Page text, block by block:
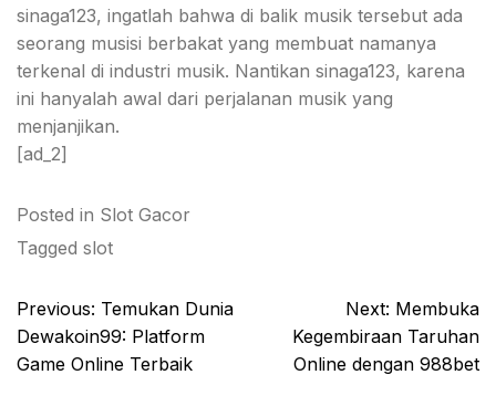
sinaga123, ingatlah bahwa di balik musik tersebut ada
seorang musisi berbakat yang membuat namanya
terkenal di industri musik. Nantikan sinaga123, karena
ini hanyalah awal dari perjalanan musik yang
menjanjikan.
[ad_2]
Posted in Slot Gacor
Tagged slot
Post
navigation
Previous: Temukan Dunia
Dewakoin99: Platform
Game Online Terbaik
Next: Membuka
Kegembiraan Taruhan
Online dengan 988bet